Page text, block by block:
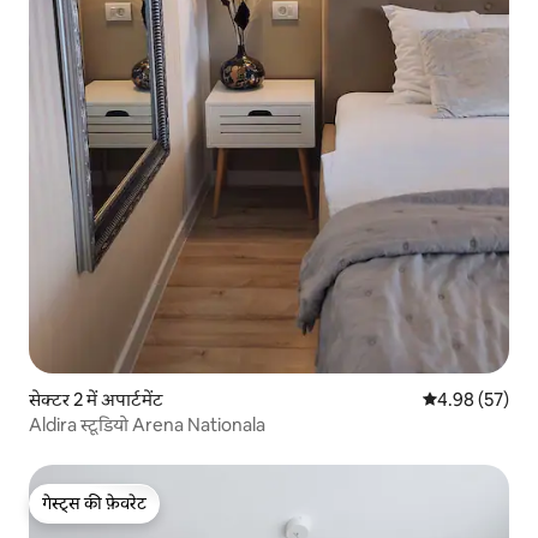
सेक्टर 2 में अपार्टमेंट औसत रेटिंग 5 में
4.98 (57)
Aldira स्टूडियो Arena Nationala
गेस्ट्स की फ़ेवरेट
गेस्ट्स की फ़ेवरेट